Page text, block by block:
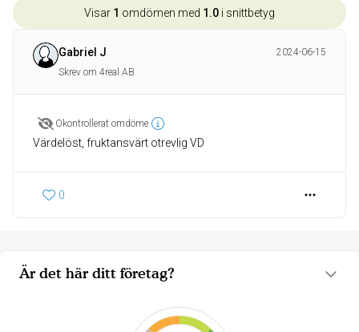
Är det här ditt företag?
Visar 1 omdömen med 1.0 i snittbetyg
Gabriel J
2024-06-15
Skrev om 4real AB
Okontrollerat omdöme
Värdelöst, fruktansvärt otrevlig VD
0